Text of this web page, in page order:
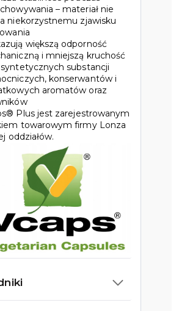
– materiał nie
niekorzystnemu zjawisku
większą odporność
i mniejszą kruchość
substancji
konserwantów i
aromatów oraz
Plus jest zarejestrowanym
towarowym firmy Lonza
oddziałów.